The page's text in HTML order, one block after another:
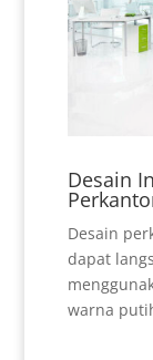
Desain
Desain
dapat
warna